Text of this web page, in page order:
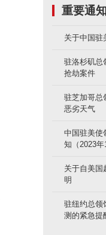
重要通知
关于中国驻
驻洛杉矶总
抢劫案件
驻芝加哥总
恶劣天气
中国驻美使
知（2023年
关于自美国
明
驻纽约总领
测的紧急提